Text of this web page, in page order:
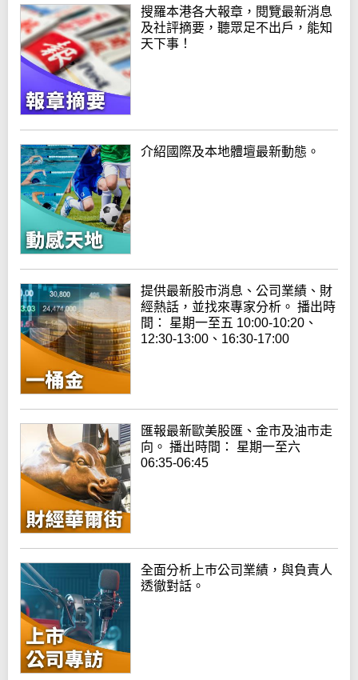
搜羅本港各大報章，閱覽最新消息
及社評摘要，聽眾足不出戶，能知
天下事！
介紹國際及本地體壇最新動態。
提供最新股市消息、公司業績、財
經熱話，並找來專家分析。 播出時
間： 星期一至五 10:00-10:20、
12:30-13:00、16:30-17:00
匯報最新歐美股匯、金市及油市走
向。 播出時間： 星期一至六
06:35-06:45
全面分析上巿公司業績，與負責人
透徹對話。